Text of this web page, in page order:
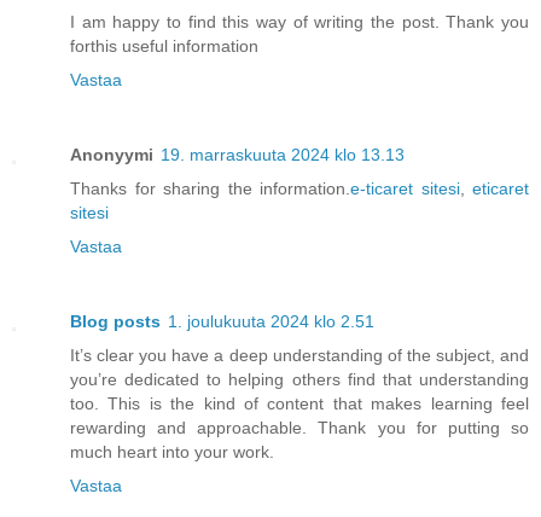
I am happy to find this way of writing the post. Thank you
forthis useful information
Vastaa
Anonyymi 19. marraskuuta 2024 klo 13.13
Thanks for sharing the information.e-ticaret sitesi, eticaret
sitesi
Vastaa
Blog posts 1. joulukuuta 2024 klo 2.51
It’s clear you have a deep understanding of the subject, and
you’re dedicated to helping others find that understanding
too. This is the kind of content that makes learning feel
rewarding and approachable. Thank you for putting so
much heart into your work.
Vastaa